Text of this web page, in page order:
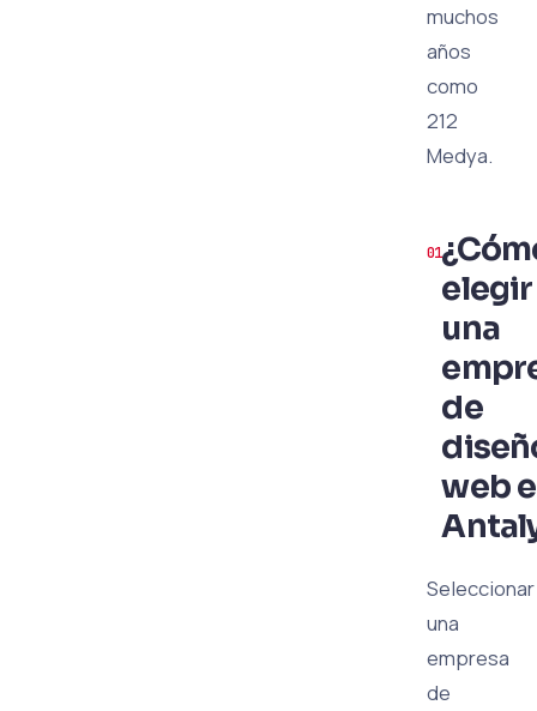
muchos
años
como
212
Medya.
elegir
una
de
web
Seleccionar
una
empresa
de